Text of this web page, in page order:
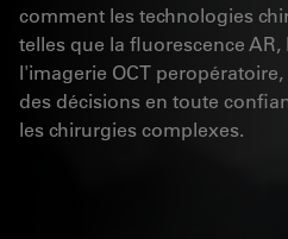
comment les technologies
telles que la fluorescence
l'imagerie OCT
des décisions en toute
les chirurgies complexes.